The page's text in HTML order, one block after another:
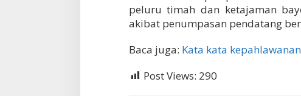
peluru timah dan ketajaman
akibat penumpasan pendatang
Baca juga: Kata kata
Post Views: 290